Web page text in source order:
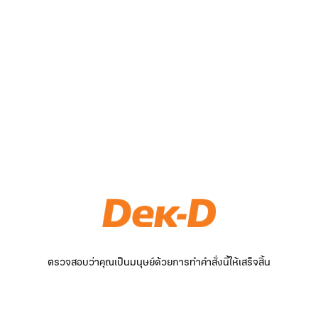
ตรวจสอบว่าคุณเป็นมนุษย์ด้วยการทำคำสั่งนี้ให้เสร็จสิ้น